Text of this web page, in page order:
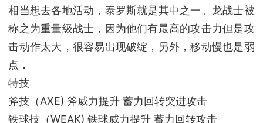
相当想去各地活动，泰罗斯就是其中之一。龙战士被
称之为重量级战士，因为他们有最高的攻击力但是攻
击动作太大，很容易出现破绽，另外，移动慢也是弱
点．
特技
斧技（AXE) 斧威力提升 蓄力回转突进攻击
铁球技（WEAK) 铁球威力提升 蓄力回转攻击